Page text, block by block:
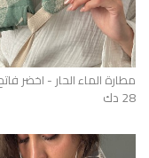
مطارة الماء الحار - اخضر
28 دك